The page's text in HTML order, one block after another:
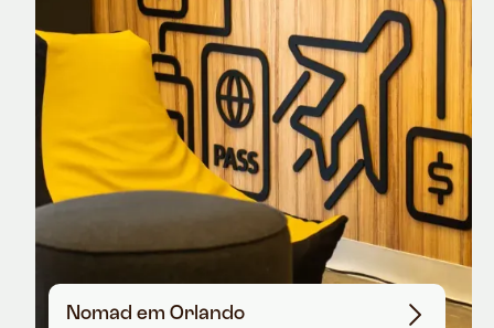
em dólar
Nomad em Orlando